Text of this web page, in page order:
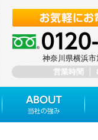
いホーム株式会社
神奈川県横浜
営業時間